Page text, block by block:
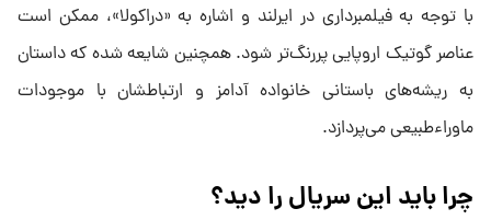
با توجه به فیلمبرداری در ایرلند و اشاره به «دراکولا»، ممکن است
عناصر گوتیک اروپایی پررنگ‌تر شود. همچنین شایعه شده که داستان
به ریشه‌های باستانی خانواده آدامز و ارتباطشان با موجودات
ماوراءطبیعی می‌پردازد.
چرا باید این سریال را دید؟